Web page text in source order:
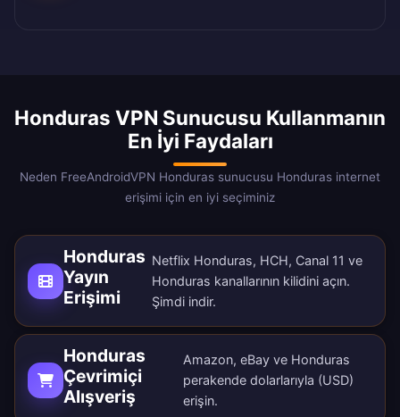
Honduras VPN Sunucusu Kullanmanın
En İyi Faydaları
Neden FreeAndroidVPN Honduras sunucusu Honduras internet
erişimi için en iyi seçiminiz
Honduras
Yayın
Erişimi
Netflix Honduras, HCH, Canal 11 ve
Honduras kanallarının kilidini açın.
Şimdi indir.
Honduras
Çevrimiçi
Alışveriş
Amazon, eBay ve Honduras
perakende dolarlarıyla (USD)
erişin.